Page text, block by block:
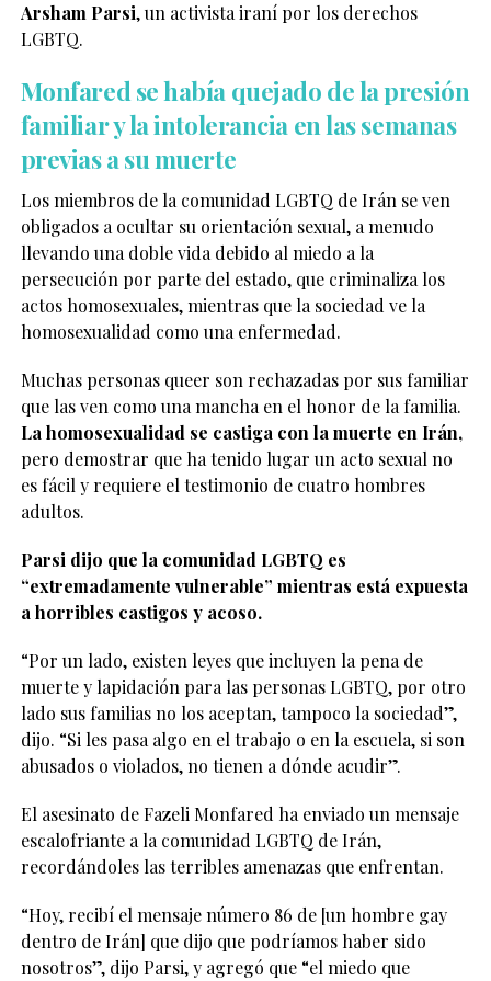
Arsham Parsi, un activista iraní por los derechos
LGBTQ.
Monfared se había quejado de la presión
familiar y la intolerancia en las semanas
previas a su muerte
Los miembros de la comunidad LGBTQ de Irán se ven
obligados a ocultar su orientación sexual, a menudo
llevando una doble vida debido al miedo a la
persecución por parte del estado, que criminaliza los
actos homosexuales, mientras que la sociedad ve la
homosexualidad como una enfermedad.
Muchas personas queer son rechazadas por sus familiar
que las ven como una mancha en el honor de la familia.
La homosexualidad se castiga con la muerte en Irán,
pero demostrar que ha tenido lugar un acto sexual no
es fácil y requiere el testimonio de cuatro hombres
adultos.
Parsi dijo que la comunidad LGBTQ es
“extremadamente vulnerable” mientras está expuesta
a horribles castigos y acoso.
“Por un lado, existen leyes que incluyen la pena de
muerte y lapidación para las personas LGBTQ, por otro
lado sus familias no los aceptan, tampoco la sociedad”,
dijo. “Si les pasa algo en el trabajo o en la escuela, si son
abusados o violados, no tienen a dónde acudir”.
El asesinato de Fazeli Monfared ha enviado un mensaje
escalofriante a la comunidad LGBTQ de Irán,
recordándoles las terribles amenazas que enfrentan.
“Hoy, recibí el mensaje número 86 de [un hombre gay
dentro de Irán] que dijo que podríamos haber sido
nosotros”, dijo Parsi, y agregó que “el miedo que